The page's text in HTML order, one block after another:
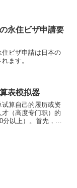
永住ビザ申請要
ビザ申請は日本の
ます。
表模拟器
算自己的履历或资
（高度专门职）的
分以上）。首先，请